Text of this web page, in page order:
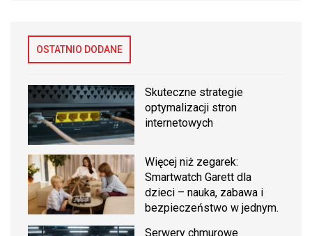
OSTATNIO DODANE
Skuteczne strategie
optymalizacji stron
internetowych
Więcej niż zegarek:
Smartwatch Garett dla
dzieci – nauka, zabawa i
bezpieczeństwo w jednym.
Serwery chmurowe